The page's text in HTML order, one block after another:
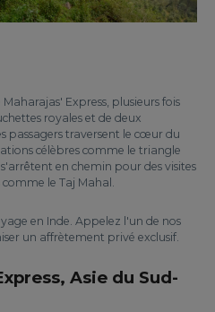
Express, plusieurs fois
royales et de deux
passagers traversent le cœur du
célèbres comme le triangle
en chemin pour des visites
le Taj Mahal.
en Inde. Appelez l'un de nos
un affrètement privé exclusif.
Asie du Sud-